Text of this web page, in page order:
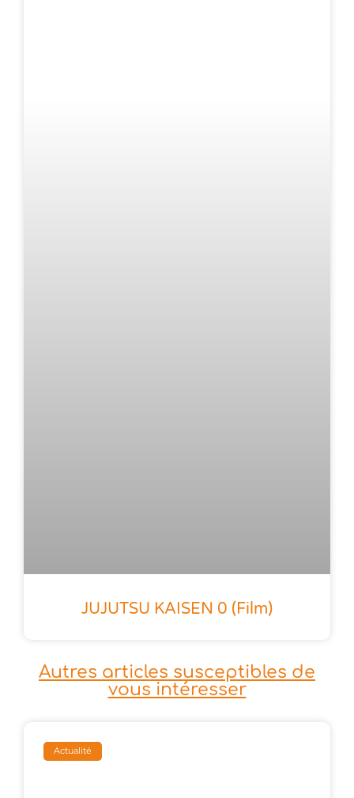
JUJUTSU KAISEN 0 (film)
Autres articles susceptibles de
vous intéresser
Actualité